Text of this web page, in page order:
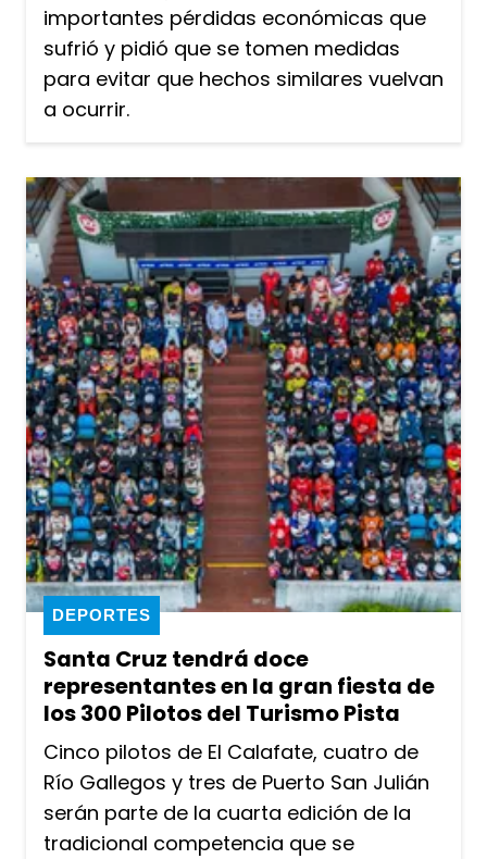
importantes pérdidas económicas que
sufrió y pidió que se tomen medidas
para evitar que hechos similares vuelvan
a ocurrir.
Santa Cruz tendrá doce
representantes en la gran fiesta de
los 300 Pilotos del Turismo Pista
DEPORTES
Cinco pilotos de El Calafate, cuatro de
Río Gallegos y tres de Puerto San Julián
serán parte de la cuarta edición de la
tradicional competencia que se